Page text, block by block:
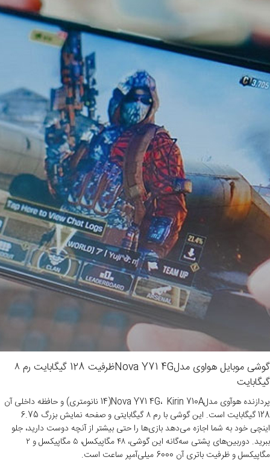
گوشی موبايل هواوی مدلNova Y71 4Gظرفیت 128 گیگابایت رم ۸
گیگابایت
پردازنده هوآوی مدلNova Y71 4G، Kirin 710A(14 نانومتری) و حافظه داخلی آن
128 گیگابایت است. این گوشی با رم ۸ گیگابایتی و صفحه نمایش بزرگ 6.75
اینچی خود به شما اجازه می‌دهد بازی‌ها را حتی بیشتر از آنچه دوست دارید، جلو
ببرید. دوربین‌های پشتی سه‌گانه این گوشی، ۴۸ مگاپیکسل، ۵ مگاپیکسل و ۲
مگاپیکسل و ظرفیت باتری آن 6000 میلی‌آمپر ساعت است.